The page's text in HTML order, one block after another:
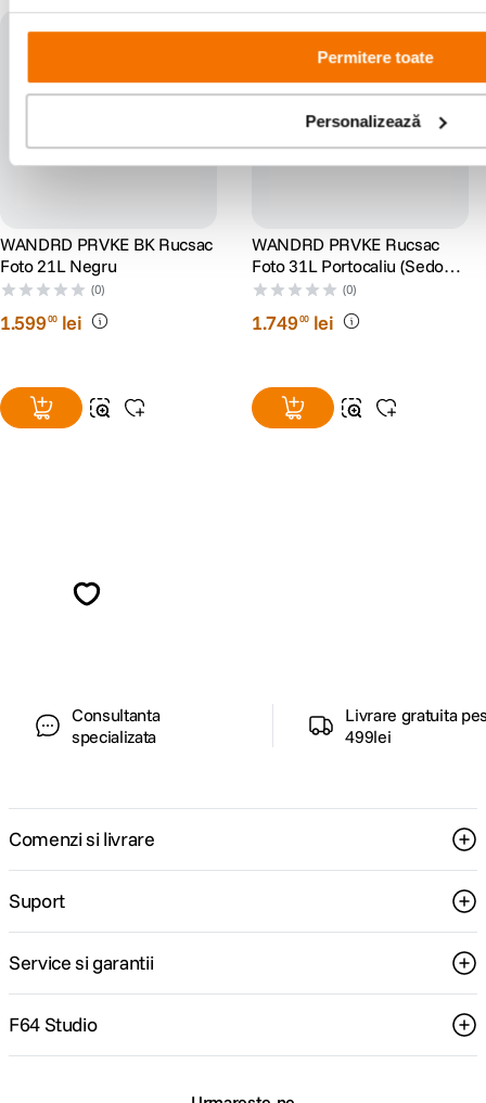
Permitere toate
Personalizează
WANDRD PRVKE BK Rucsac
Foto 21L Negru
(0)
1.59900 lei
WANDRD PRVKE Rucsac
Foto 31L Portocaliu (Sedona
Orange)
(0)
1.74900 lei
Consultanta
specializata
Livrare gratuita
499lei
Comenzi si livrare
Suport
Service si garantii
F64 Studio